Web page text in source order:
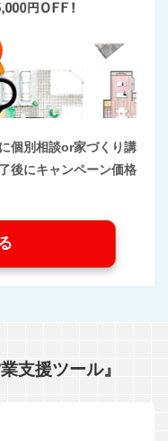
個別相談or家づくり講
後にキャンペーン価格
支援ツール』